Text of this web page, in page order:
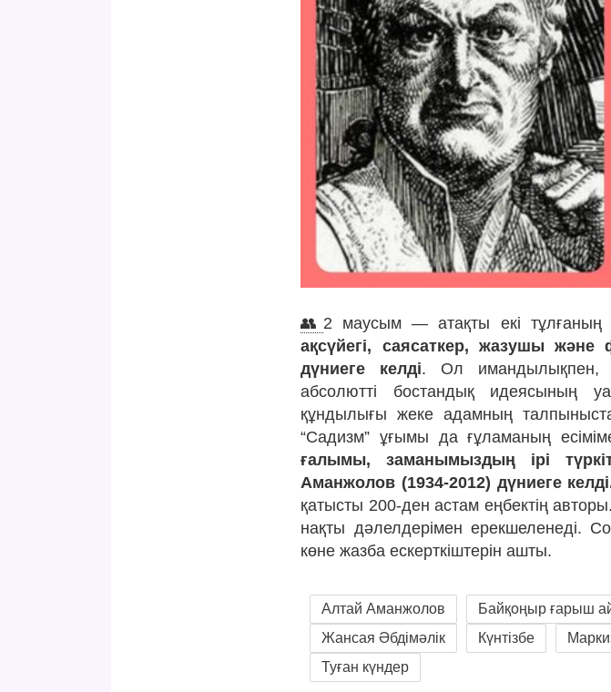
👥 2 маусым — атақты екі тұлғаның
ақсүйегі, саясаткер, жазушы
дүниеге келді. Ол имандылықпен,
абсолютті бостандық идеясының
құндылығы жеке адамның
“Садизм” ұғымы да ғұламаның
ғалымы, заманымыздың ірі
Аманжолов (1934-2012) дүниеге
қатысты 200-ден астам еңбектің
нақты дәлелдерімен ерекшеленеді.
көне жазба ескерткіштерін ашты.
Алтай Аманжолов Байқоңыр ғарыш
Жансая Әбдімәлік
Күнтізбе
Туған күндер